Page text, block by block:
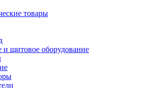
товары
и щитовое оборудование